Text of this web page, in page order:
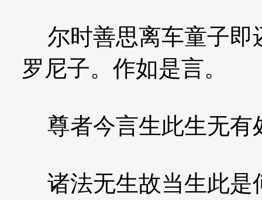
尔时善思离车童子即
罗尼子。作如是言。
尊者今言生此生无有
诸法无生故当生此是